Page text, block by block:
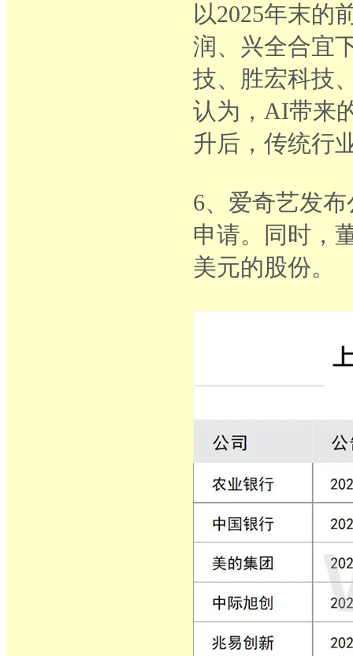
以2025年末的
润、兴全合宜
技、胜宏科技
认为，AI带来
升后，传统行
6、爱奇艺发
申请。同时，
美元的股份。